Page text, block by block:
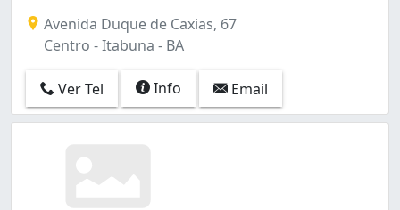
Avenida Duque de Caxias, 67
Centro - Itabuna - BA
Ver Tel Info Email